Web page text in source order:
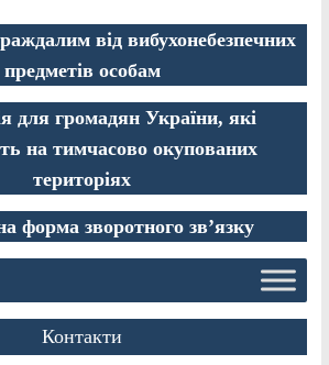
від вибухонебезпечних
предметів особам
для громадян України, які
на тимчасово окупованих
територіях
форма зворотного зв’язку
Контакти